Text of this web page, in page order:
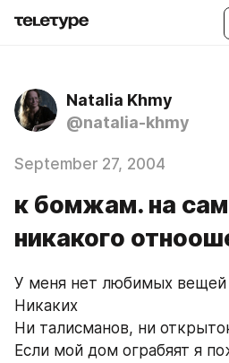
Natalia Khmy
@natalia-khmy
September 27, 2004
к бомжам. на
никакого
У меня нет любимых вещей
Никаких
Ни талисманов, ни
Если мой дом ограбяят я